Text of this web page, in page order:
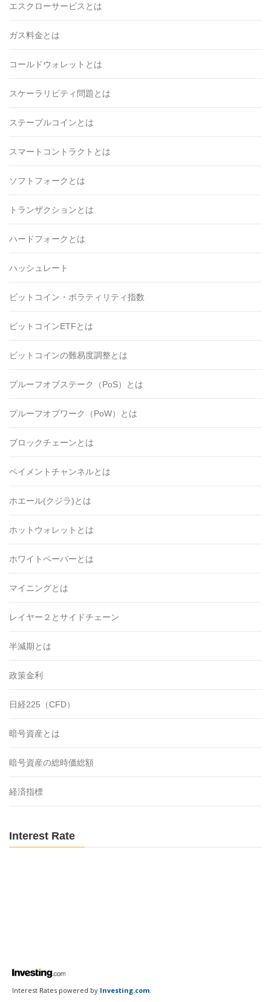
エスクローサービスとは
ガス料金とは
コールドウォレットとは
スケーラリビティ問題とは
ステーブルコインとは
スマートコントラクトとは
ソフトフォークとは
トランザクションとは
ハードフォークとは
ハッシュレート
ビットコイン・ボラティリティ指数
ビットコインETFとは
ビットコインの難易度調整とは
プルーフオブステーク（PoS）とは
プルーフオブワーク（PoW）とは
ブロックチェーンとは
ペイメントチャンネルとは
ホエール(クジラ)とは
ホットウォレットとは
ホワイトペーパーとは
マイニングとは
レイヤー２とサイドチェーン
半減期とは
政策金利
日経225（CFD）
暗号資産とは
暗号資産の総時価総額
経済指標
Interest Rate
Interest Rates powered by Investing.com